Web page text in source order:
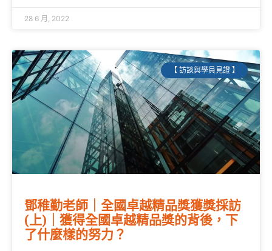
28 6 月, 2022
【 訪談與學員見證 】
鄧稚勤老師｜全國卓越精品獎獲獎採訪
(上)｜獲得全國卓越精品獎的背後，下
了什麼樣的努力？